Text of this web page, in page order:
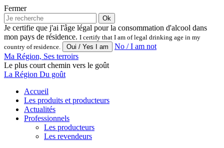
Fermer
Ok
Je certifie que j'ai l'âge légal pour la consommation d'alcool dans
mon pays de résidence. I certify that I am of legal drinking age in my
country of residence.
No / I am not
Ma Région, Ses terroirs
Le plus court chemin vers le goût
La Région Du goût
Accueil
Les produits et producteurs
Actualités
Professionnels
Les producteurs
Les revendeurs